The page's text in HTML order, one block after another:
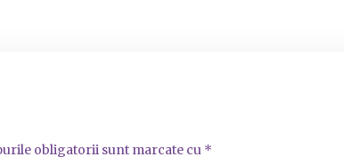
obligatorii sunt marcate cu *